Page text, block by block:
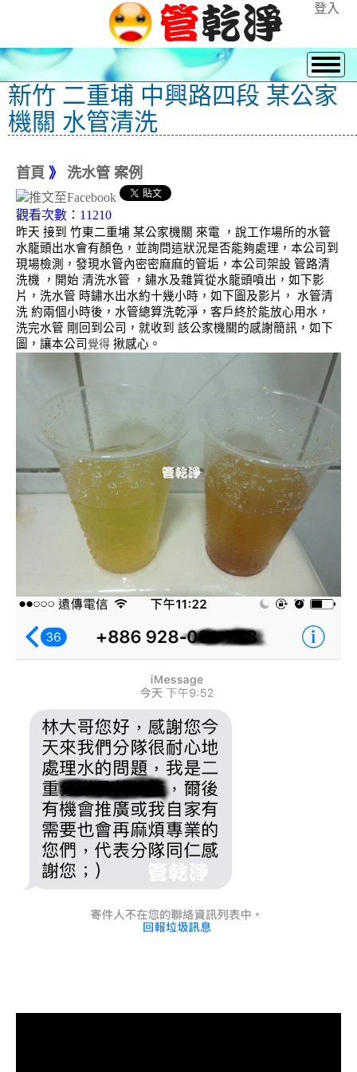
登入
新竹 二重埔 中興路四段 某公家
機關 水管清洗
首頁 》 洗水管 案例
觀看次數：11210
昨天 接到 竹東二重埔 某公家機關 來電 ，說工作場所的水管
水龍頭出水會有顏色，並詢問這狀況是否能夠處理，本公司到
現場檢測，發現水管內密密麻麻的管垢，本公司架設 管路清
洗機 ，開始 清洗水管 ，鏽水及雜質從水龍頭噴出，如下影
片，洗水管 時鏽水出水約十幾小時，如下圖及影片， 水管清
洗 約兩個小時後，水管總算洗乾淨，客戶終於能放心用水，
洗完水管 剛回到公司，就收到 該公家機關的感謝簡訊，如下
圖，讓本公司 覺得 揪感心。